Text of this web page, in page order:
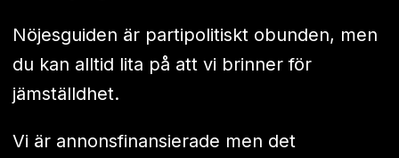
Nöjesguiden är partipolitiskt obunden, men
du kan alltid lita på att vi brinner för
jämställdhet.
Vi är annonsfinansierade men det